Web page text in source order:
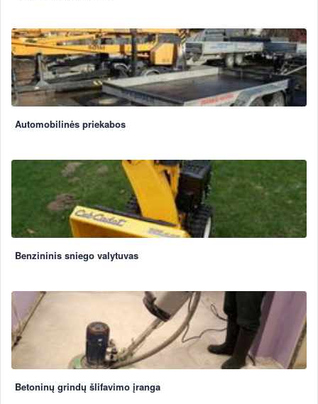
Automobilinės priekabos
Benzininis sniego valytuvas
Betoninų grindų šlifavimo įranga